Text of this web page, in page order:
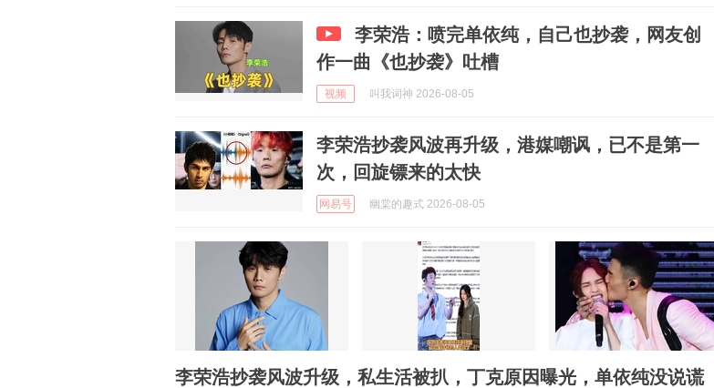
李荣浩：喷完单依纯，自己也抄袭，网友创
作一曲《也抄袭》吐槽
视频 叫我词神 2026-08-05
李荣浩抄袭风波再升级，港媒嘲讽，已不是第一
次，回旋镖来的太快
网易号 幽棠的趣式 2026-08-05
李荣浩抄袭风波升级，私生活被扒，丁克原因曝光，单依纯没说谎